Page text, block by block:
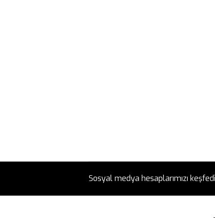
Sosyal medya hesaplarımızı